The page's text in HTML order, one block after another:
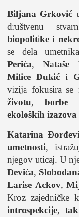
Biljana Grkoviću
društvenu
biopolitike i
se dela
Perića, Nataše
Milice Dukić i
vizija fokusira se
životu, borbe
ekoloških izazova
Katarina
umetnosti,
njegov uticaj. U
Devića,
Larise Ackov,
Kroz zajedničke
introspekcije,